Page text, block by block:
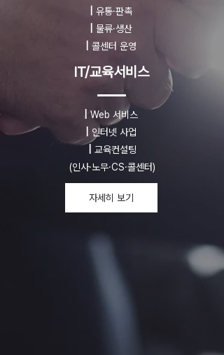
유통·판촉
물류·생산
콜센터 운영
IT/교육서비스
Web 서비스
인터넷 사업
교육컨설팅
(인사·노무·CS·콜센터)
자세히 보기